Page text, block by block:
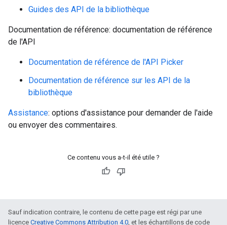
Guides des API de la bibliothèque
Documentation de référence: documentation de référence
de l'API
Documentation de référence de l'API Picker
Documentation de référence sur les API de la
bibliothèque
Assistance: options d'assistance pour demander de l'aide
ou envoyer des commentaires.
Ce contenu vous a-t-il été utile ?
Sauf indication contraire, le contenu de cette page est régi par une
licence Creative Commons Attribution 4.0, et les échantillons de code